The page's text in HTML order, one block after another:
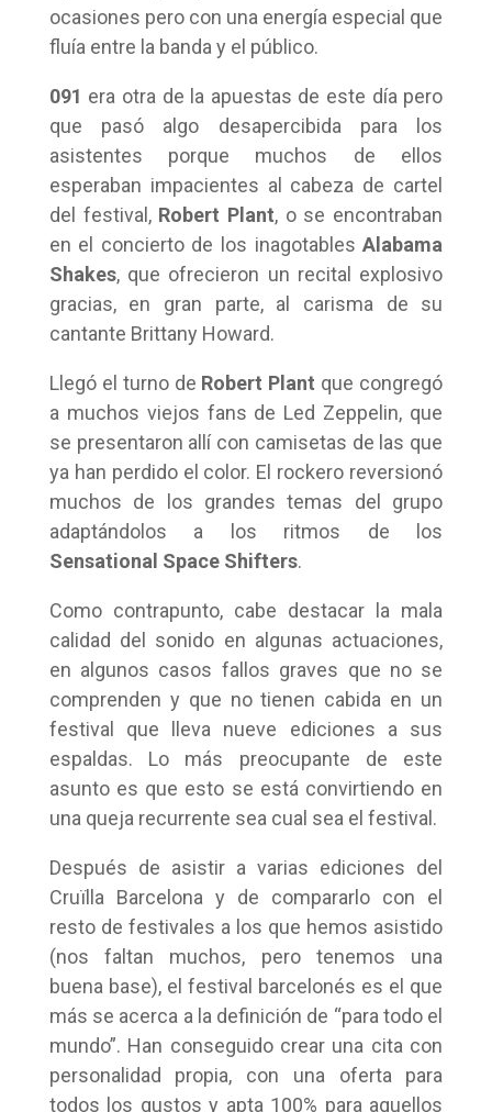
ocasiones pero con una energía especial que
fluía entre la banda y el público.
091 era otra de la apuestas de este día pero
que pasó algo desapercibida para los
asistentes porque muchos de ellos
esperaban impacientes al cabeza de cartel
del festival, Robert Plant, o se encontraban
en el concierto de los inagotablesAlabama
Shakes, que ofrecieron un recital explosivo
gracias, en gran parte, al carisma de su
cantante Brittany Howard.
Llegó el turno de Robert Plant que congregó
a muchos viejos fans de Led Zeppelin, que
se presentaron allí con camisetas de las que
ya han perdido el color. El rockero reversionó
muchos de los grandes temas del grupo
adaptándolos a los ritmos de los
Sensational Space Shifters.
Como contrapunto, cabe destacar la mala
calidad del sonido en algunas actuaciones,
en algunos casos fallos graves que no se
comprenden y que no tienen cabida en un
festival que lleva nueve ediciones a sus
espaldas. Lo más preocupante de este
asunto es que esto se está convirtiendo en
una queja recurrente sea cual sea el festival.
Después de asistir a varias ediciones del
Cruïlla Barcelona y de compararlo con el
resto de festivales a los que hemos asistido
(nos faltan muchos, pero tenemos una
buena base), el festival barcelonés es el que
más se acerca a la definición de “para todo el
mundo”. Han conseguido crear una cita con
personalidad propia, con una oferta para
todos los gustos y apta 100% para aquellos